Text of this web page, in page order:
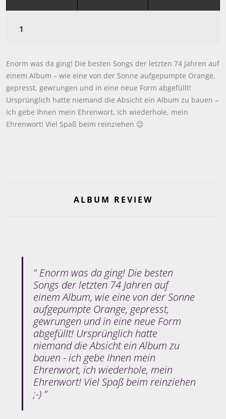
Enorm was da ging! Die besten Songs der letzten 74 Jahren auf
einem Album – wie eine von der Sonne aufgepumpte Orange,
gepresst, gewrungen und in eine neue Form abgefüllt!
Ursprünglich hatte niemand die Absicht ein Album zu bauen –
ich gebe Ihnen mein Ehrenwort, ich wiederhole, mein
Ehrenwort! Viel Spaß beim reinziehen 😉
ALBUM REVIEW
Enorm was da ging! Die besten
Songs der letzten 74 Jahren auf
einem Album, wie eine von der Sonne
aufgepumpte Orange, gepresst,
gewrungen und in eine neue Form
abgefüllt! Ursprünglich hatte
niemand die Absicht ein Album zu
bauen - ich gebe Ihnen mein
Ehrenwort, ich wiederhole, mein
Ehrenwort! Viel Spaß beim reinziehen
;-)